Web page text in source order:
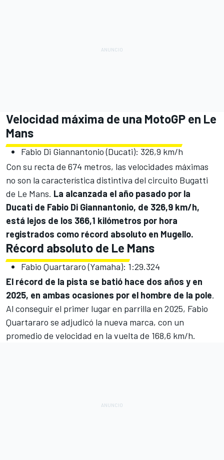
Velocidad máxima de una MotoGP en Le
Mans
Fabio Di Giannantonio(Ducati): 326,9 km/h
Con su recta de 674 metros, las velocidades máximas
no son la característica distintiva del circuito Bugatti
de Le Mans. La alcanzada el año pasado por la
Ducati de Fabio Di Giannantonio, de 326,9 km/h,
está lejos de los 366,1 kilómetros por hora
registrados como récord absoluto en Mugello.
Récord absoluto de Le Mans
Fabio Quartararo(Yamaha): 1:29.324
El récord de la pista se batió hace dos años y en
2025, en ambas ocasiones por el hombre de la pole.
Al conseguir el primer lugar en parrilla en 2025, Fabio
Quartararo se adjudicó la nueva marca, con un
promedio de velocidad en la vuelta de 168,6 km/h.